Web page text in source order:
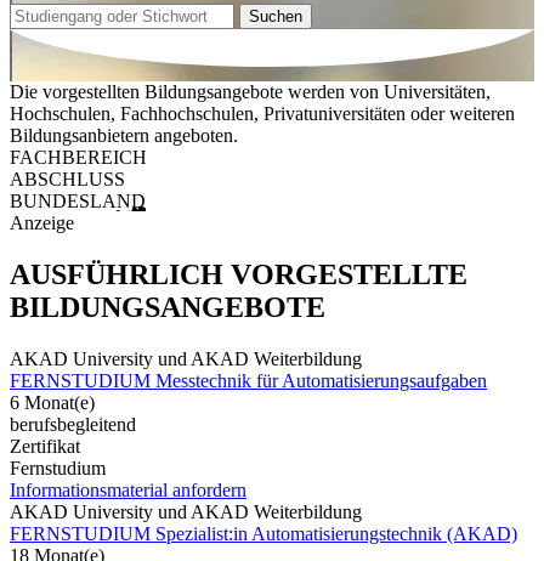
Suchen
Die vorgestellten Bildungsangebote werden von Universitäten,
Hochschulen, Fachhochschulen, Privatuniversitäten oder weiteren
Bildungsanbietern angeboten.
FACHBEREICH
ABSCHLUSS
BUNDESLAND
Anzeige
AUSFÜHRLICH VORGESTELLTE
BILDUNGSANGEBOTE
AKAD University und AKAD Weiterbildung
FERNSTUDIUM Messtechnik für Automatisierungsaufgaben
6 Monat(e)
berufsbegleitend
Zertifikat
Fernstudium
Informationsmaterial anfordern
AKAD University und AKAD Weiterbildung
FERNSTUDIUM Spezialist:in Automatisierungstechnik (AKAD)
18 Monat(e)